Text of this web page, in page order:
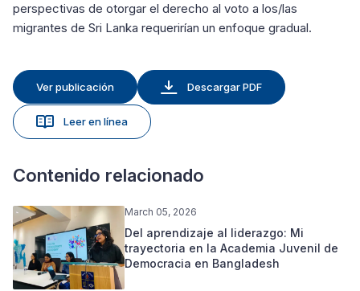
perspectivas de otorgar el derecho al voto a los/las
migrantes de Sri Lanka requerirían un enfoque gradual.
Ver publicación Descargar PDF
Leer en línea
Contenido relacionado
March 05, 2026
Del aprendizaje al liderazgo: Mi
trayectoria en la Academia Juvenil de
Democracia en Bangladesh